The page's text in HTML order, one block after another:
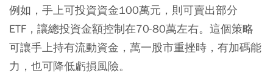
例如，手上可投資資金100萬元，則可賣出部分
ETF，讓總投資金額控制在70-80萬左右。這個策略
可讓手上持有流動資金，萬一股市重挫時，有加碼能
力，也可降低虧損風險。